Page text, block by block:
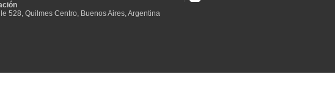
528, Quilmes Centro, Buenos Aires, Argentina